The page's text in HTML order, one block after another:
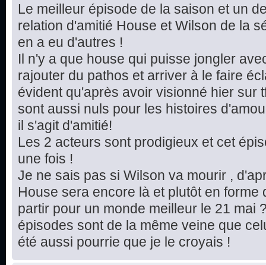
Le meilleur épisode de la saison et un
relation d'amitié House et Wilson de la
en a eu d'autres !
Il n'y a que house qui puisse jongler
rajouter du pathos et arriver à le faire
évident qu'après avoir visionné hier sur
sont aussi nuls pour les histoires
il s'agit d'amitié!
Les 2 acteurs sont prodigieux et cet
une fois !
Je ne sais pas si Wilson va mourir ,
House sera encore là et plutôt en forme
partir pour un monde meilleur le 21 mai
épisodes sont de la même veine que
été aussi pourrie que je le croyais !